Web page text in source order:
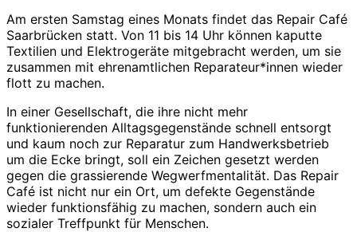
Am ersten Samstag eines Monats findet das Repair Café
Saarbrücken statt. Von 11 bis 14 Uhr können kaputte
Textilien und Elektrogeräte mitgebracht werden, um sie
zusammen mit ehrenamtlichen Reparateur*innen wieder
flott zu machen.
In einer Gesellschaft, die ihre nicht mehr
funktionierenden Alltagsgegenstände schnell entsorgt
und kaum noch zur Reparatur zum Handwerksbetrieb
um die Ecke bringt, soll ein Zeichen gesetzt werden
gegen die grassierende Wegwerfmentalität. Das Repair
Café ist nicht nur ein Ort, um defekte Gegenstände
wieder funktionsfähig zu machen, sondern auch ein
sozialer Treffpunkt für Menschen.